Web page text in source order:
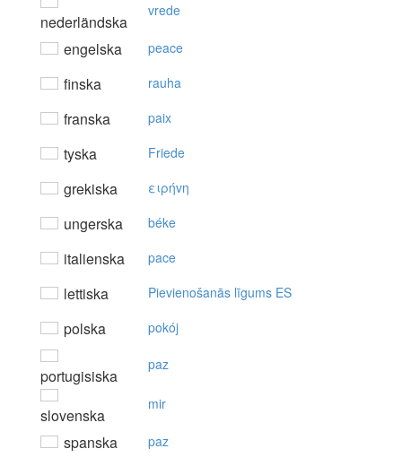
nederländska
vrede
engelska peace
finska rauha
franska paix
tyska Friede
grekiska ειρήvη
ungerska béke
italienska pace
lettiska Pievienošanās līgums ES
polska pokój
portugisiska
paz
slovenska
mir
spanska paz